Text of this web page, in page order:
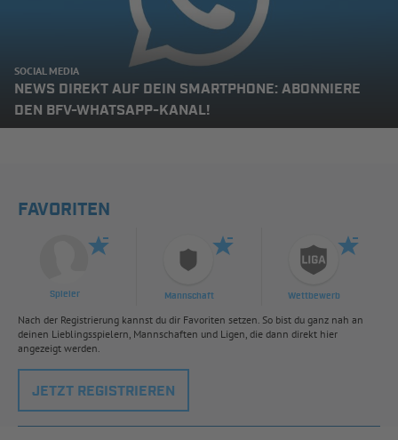
SOCIAL MEDIA
NEWS DIREKT AUF DEIN SMARTPHONE: ABONNIERE
DEN BFV-WHATSAPP-KANAL!
FAVORITEN
Spieler Mannschaft Wettbewerb
Nach der Registrierung kannst du dir Favoriten setzen. So bist du ganz nah an
deinen Lieblingsspielern, Mannschaften und Ligen, die dann direkt hier
angezeigt werden.
JETZT REGISTRIEREN